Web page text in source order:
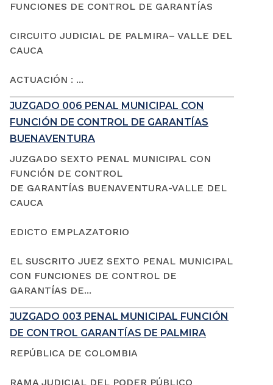
FUNCIONES DE CONTROL DE GARANTÍAS
CIRCUITO JUDICIAL DE PALMIRA– VALLE DEL
CAUCA
ACTUACIÓN : ...
JUZGADO 006 PENAL MUNICIPAL CON
FUNCIÓN DE CONTROL DE GARANTÍAS
BUENAVENTURA
JUZGADO SEXTO PENAL MUNICIPAL CON
FUNCIÓN DE CONTROL
DE GARANTÍAS BUENAVENTURA-VALLE DEL
CAUCA
EDICTO EMPLAZATORIO
EL SUSCRITO JUEZ SEXTO PENAL MUNICIPAL
CON FUNCIONES DE CONTROL DE
GARANTÍAS DE...
JUZGADO 003 PENAL MUNICIPAL FUNCIÓN
DE CONTROL GARANTÍAS DE PALMIRA
REPÚBLICA DE COLOMBIA
RAMA JUDICIAL DEL PODER PÚBLICO